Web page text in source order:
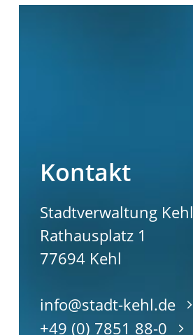
Kontakt
Stadtverwaltung Kehl
Rathausplatz 1
77694 Kehl
info@stadt-kehl.de
+49 (0) 7851 88-0